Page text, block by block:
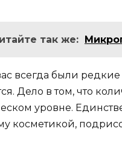
так же:
всегда были редкие
Дело в том, что
уровне.
косметикой,